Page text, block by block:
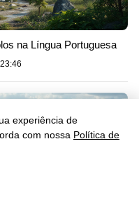
experiência de
com nossa Política de
na Língua Portuguesa